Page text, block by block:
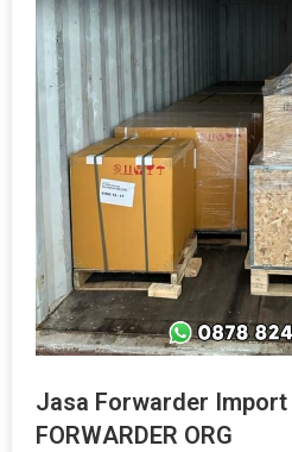
Jasa Forwarder Import
FORWARDER ORG